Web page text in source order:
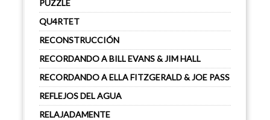
PUZZLE
QU4RTET
RECONSTRUCCIÓN
RECORDANDO A BILL EVANS & JIM HALL
RECORDANDO A ELLA FITZGERALD & JOE PASS
REFLEJOS DEL AGUA
RELAJADAMENTE